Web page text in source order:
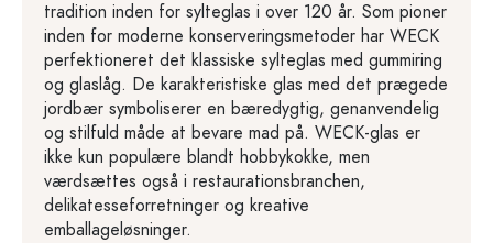
tradition inden for sylteglas i over 120 år. Som pioner
inden for moderne konserveringsmetoder har WECK
perfektioneret det klassiske sylteglas med gummiring
og glaslåg. De karakteristiske glas med det prægede
jordbær symboliserer en bæredygtig, genanvendelig
og stilfuld måde at bevare mad på. WECK-glas er
ikke kun populære blandt hobbykokke, men
værdsættes også i restaurationsbranchen,
delikatesseforretninger og kreative
emballageløsninger.